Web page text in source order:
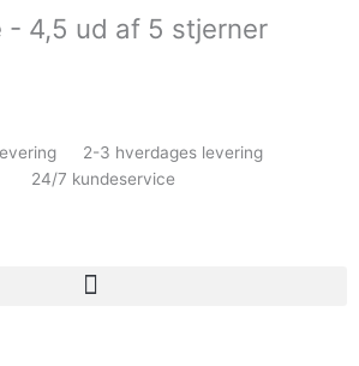
- 4,5 ud af 5 stjerner
2-3 hverdages levering
24/7 kundeservice